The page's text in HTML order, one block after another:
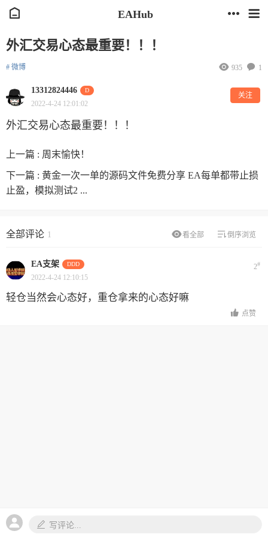
EAHub
外汇交易心态最重要！！！
# 微博 1
935
13312824446 D
2022-4-24 12:01:02
关注
外汇交易心态最重要！！！
上一篇 : 周末愉快！
下一篇 : 黄金一次一单的源码文件免费分享 EA每单都带止损
止盈，模拟测试2 ...
看全部 倒序浏览
全部评论 1
EA支架 DDD 2#
2022-4-24 12:10:15
轻仓当然会心态好，重仓拿来的心态好嘛
点赞
写评论...